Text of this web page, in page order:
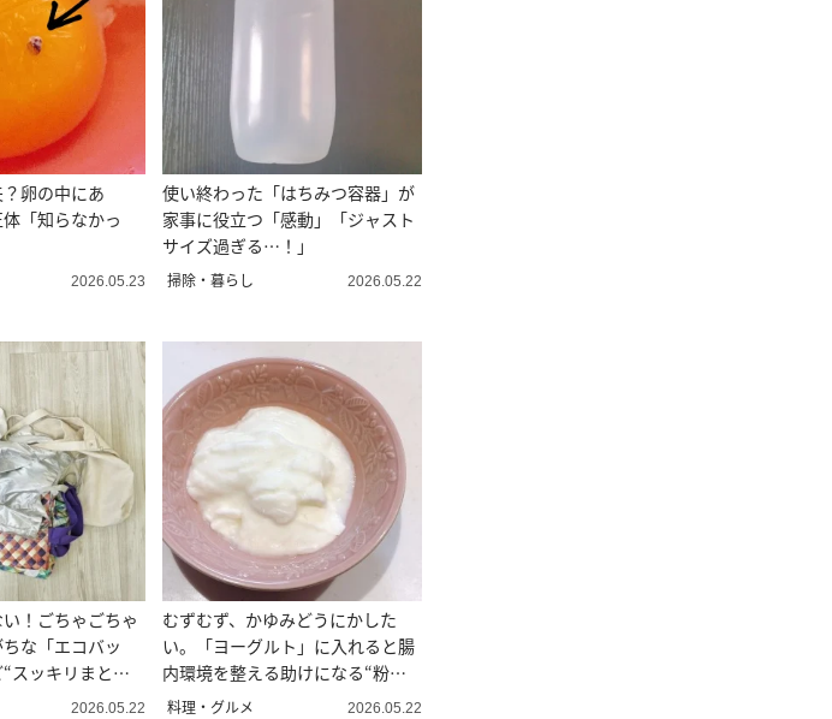
卵の中にあ
「知らなかっ
2026.05.23
使い終わった「はちみつ容器」が
家事に役立つ「感動」「ジャスト
サイズ過ぎる…！」
掃除・暮らし 2026.05.22
！ごちゃごちゃ
な「エコバッ
スッキリまとめ
2026.05.22
むずむず、かゆみどうにかした
い。「ヨーグルト」に入れると腸
内環境を整える助けになる“粉末
食材”
料理・グルメ 2026.05.22